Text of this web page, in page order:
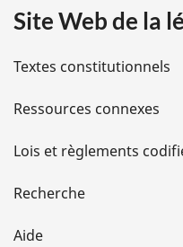
r
e
c
d
l
n
t
i
l
s
d
e
l
Site Web de la
Textes constitutionnels
Ressources connexes
Lois et règlements
Recherche
Aide